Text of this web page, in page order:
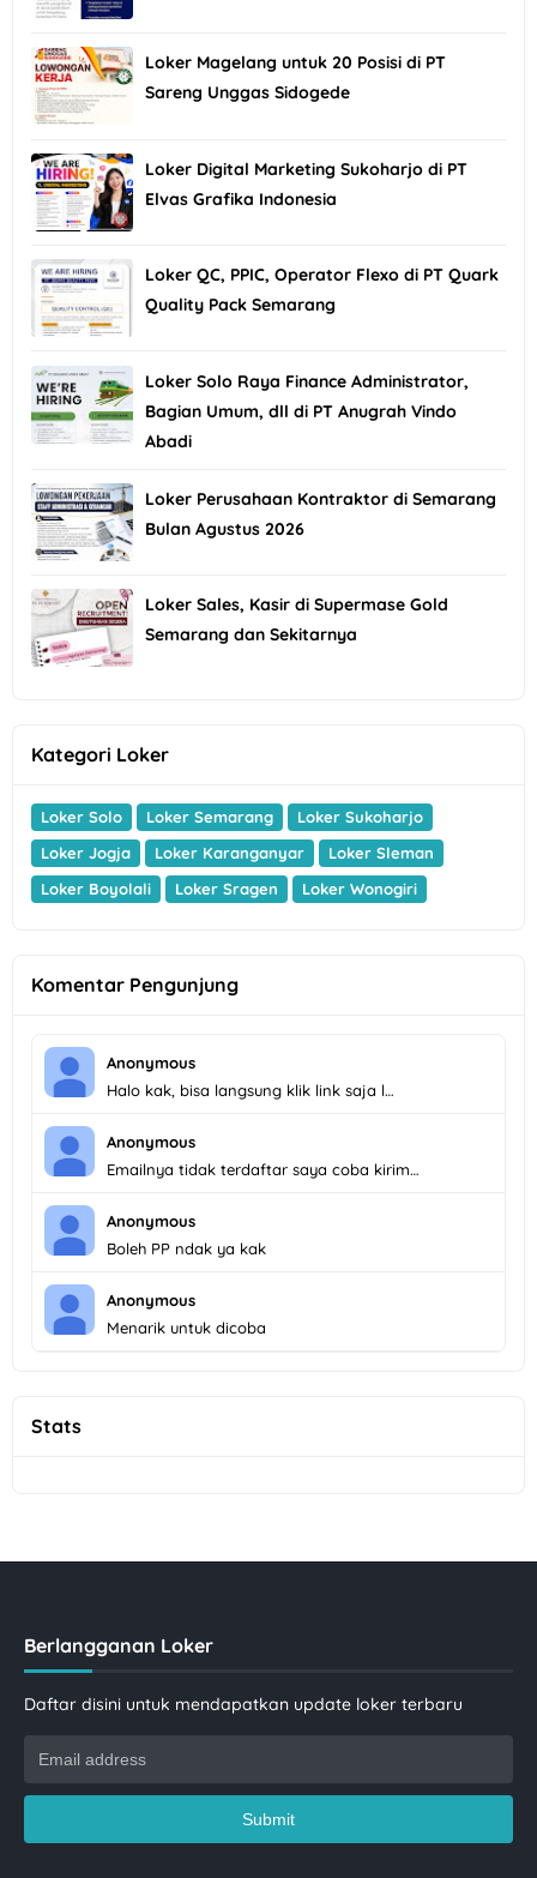
Loker Magelang untuk 20 Posisi di PT
Sareng Unggas Sidogede
Loker Digital Marketing Sukoharjo di PT
Elvas Grafika Indonesia
Loker QC, PPIC, Operator Flexo di PT Quark
Quality Pack Semarang
Loker Solo Raya Finance Administrator,
Bagian Umum, dll di PT Anugrah Vindo
Abadi
Loker Perusahaan Kontraktor di Semarang
Bulan Agustus 2026
Loker Sales, Kasir di Supermase Gold
Semarang dan Sekitarnya
Kategori Loker
Loker Solo Loker Semarang
Loker Sukoharjo
Loker Jogja
Loker Karanganyar
Loker Sleman
Loker Boyolali
Loker Sragen Loker Wonogiri
Komentar Pengunjung
Anonymous
Halo kak, bisa langsung klik link saja l…
Anonymous
Emailnya tidak terdaftar saya coba kirim…
Anonymous
Boleh PP ndak ya kak
Anonymous
Menarik untuk dicoba
Stats
Berlangganan Loker
Daftar disini untuk mendapatkan update loker terbaru